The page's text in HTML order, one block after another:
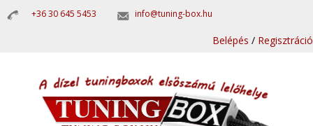
+36 30 645 5453 info@tuning-box.hu
Belépés / Regisztráció